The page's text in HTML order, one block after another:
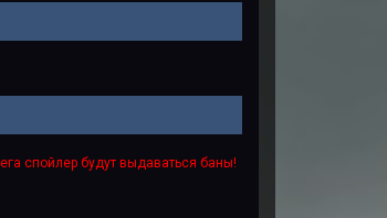
спойлер будут выдаваться баны!